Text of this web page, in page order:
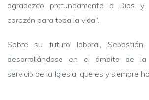
agradezco profundamente a Dios
corazón para toda la vida”.
Sobre su futuro laboral, Sebastián
desarrollándose en el ámbito de la
servicio de la Iglesia, que es y siempre